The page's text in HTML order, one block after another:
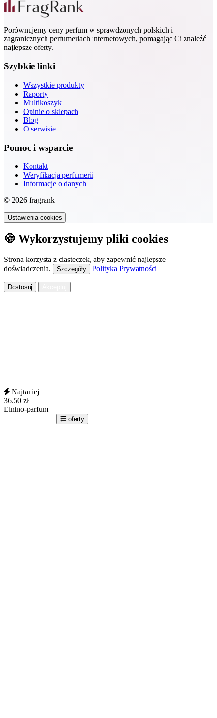
Porównujemy ceny perfum w sprawdzonych polskich i
zagranicznych perfumeriach internetowych, pomagając Ci znaleźć
najlepsze oferty.
Szybkie linki
Wszystkie produkty
Raporty
Multikoszyk
Opinie o sklepach
Blog
O serwisie
Pomoc i wsparcie
Kontakt
Weryfikacja perfumerii
Informacje o danych
© 2026 fragrank
Ustawienia cookies
🍪 Wykorzystujemy pliki cookies
Strona korzysta z ciasteczek, aby zapewnić najlepsze
doświadczenia.
Szczegóły Polityka Prywatności
Dostosuj
Najtaniej
36.50 zł
Elnino-parfum
oferty